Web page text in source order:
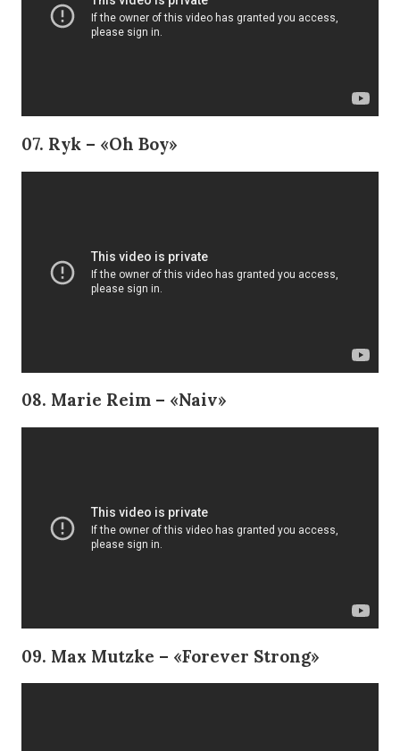
07. Ryk – «Oh Boy»
08. Marie Reim – «Naiv»
09. Max Mutzke – «Forever Strong»